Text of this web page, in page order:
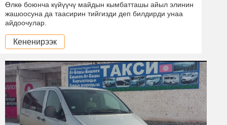
Өлкө боюнча күйүүчү майдын кымбатташы айыл элинин
жашоосуна да таасирин тийгизди деп билдирди унаа
айдоочулар.
Кененирээк